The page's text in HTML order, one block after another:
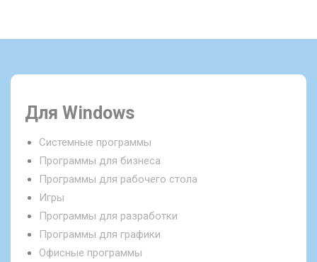
Для Windows
Системные программы
Программы для бизнеса
Программы для рабочего стола
Игры
Программы для разработки
Программы для графики
Офисные программы